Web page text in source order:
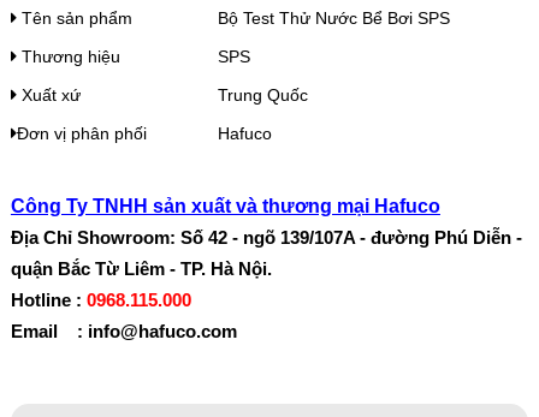
Tên sản phẩm
Bộ Test Thử Nước Bể Bơi SPS
Thương hiệu
SPS
Xuất xứ
Trung Quốc
Đơn vị phân phối
Hafuco
Công Ty TNHH sản xuất và thương mại Hafuco
Địa Chỉ Showroom: Số 42 - ngõ 139/107A - đường Phú Diễn -
quận Bắc Từ Liêm - TP. Hà Nội.
Hotline : 0968.115.000
Email : info@hafuco.com